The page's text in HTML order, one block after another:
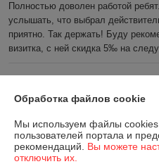
Полностью доволен работой
услышать, что выбрал
приятно. Так держать! Буду
визитка, с ней скидка 5‰ на
Показать
Обработка файлов cookie
Мы используем файлы cookies
пользователей портала и
рекомендаций. Вы можете
отключить их.